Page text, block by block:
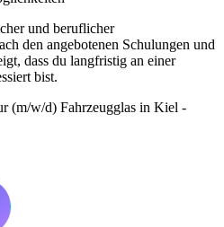
und beruflicher
den angebotenen Schulungen und
dass du langfristig an einer
bist.
(m/w/d) Fahrzeugglas in Kiel -